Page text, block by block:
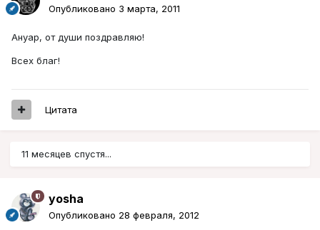
Опубликовано 3 марта, 2011
Ануар, от души поздравляю!
Всех благ!
Цитата
11 месяцев спустя...
yosha
Опубликовано 28 февраля, 2012